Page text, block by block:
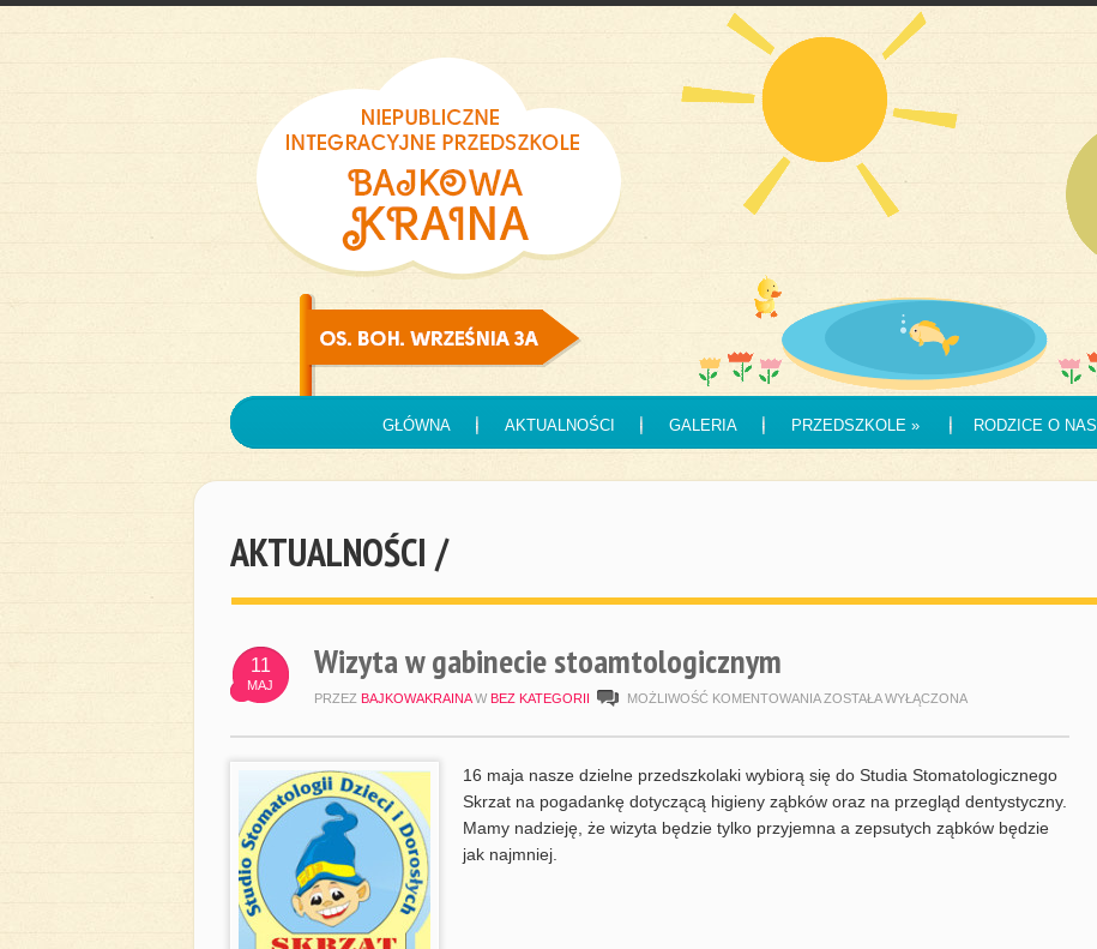
GŁÓWNA AKTUALNOŚCI GALERIA PRZEDSZKOLE» RODZICE O NAS
AKTUALNOŚCI /
11
MAJ
Wizyta w gabinecie stoamtologicznym
PRZEZ BAJKOWAKRAINA W BEZ KATEGORII MOŻLIWOŚĆ KOMENTOWANIA WIZYTA
STOAMTOLOGICZNYM
ZOSTAŁA WYŁĄCZONA
16 maja nasze dzielne przedszkolaki wybiorą się do Studia Stomatologicznego
Skrzat na pogadankę dotyczącą higieny ząbków oraz na przegląd dentystyczny.
Mamy nadzieję, że wizyta będzie tylko przyjemna a zepsutych ząbków będzie
jak najmniej.